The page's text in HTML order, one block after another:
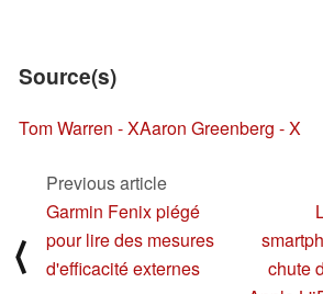
Source(s)
Tom Warren - XAaron Greenberg - X
⟨
Previous article
Garmin Fenix piégé
pour lire des mesures
d'efficacité externes
chute